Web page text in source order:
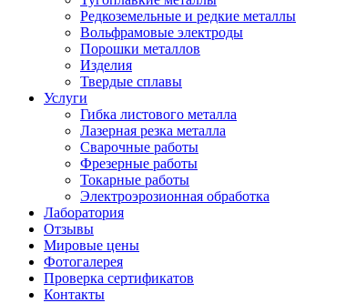
Редкоземельные и редкие металлы
Вольфрамовые электроды
Порошки металлов
Изделия
Твердые сплавы
Услуги
Гибка листового металла
Лазерная резка металла
Сварочные работы
Фрезерные работы
Токарные работы
Электроэрозионная обработка
Лаборатория
Отзывы
Мировые цены
Фотогалерея
Проверка сертификатов
Контакты